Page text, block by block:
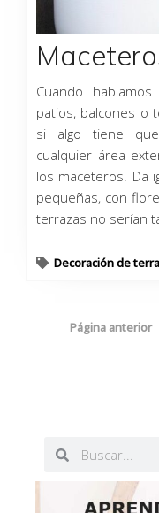
Cuando
patios, balcones o
si algo tiene
cualquier área
los maceteros. Da
pequeñas, con
terrazas no serían
Decoración de
Página anterior